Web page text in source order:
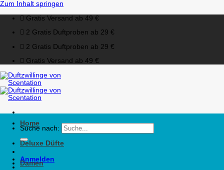
Zum Inhalt springen
Gratis Versand ab 49 €
2 Gratis Duftproben ab 29 €
2 Gratis Duftproben ab 29 €
Gratis Versand ab 49 €
Suche nach:
Anmelden
Home
Deluxe Düfte
Damen